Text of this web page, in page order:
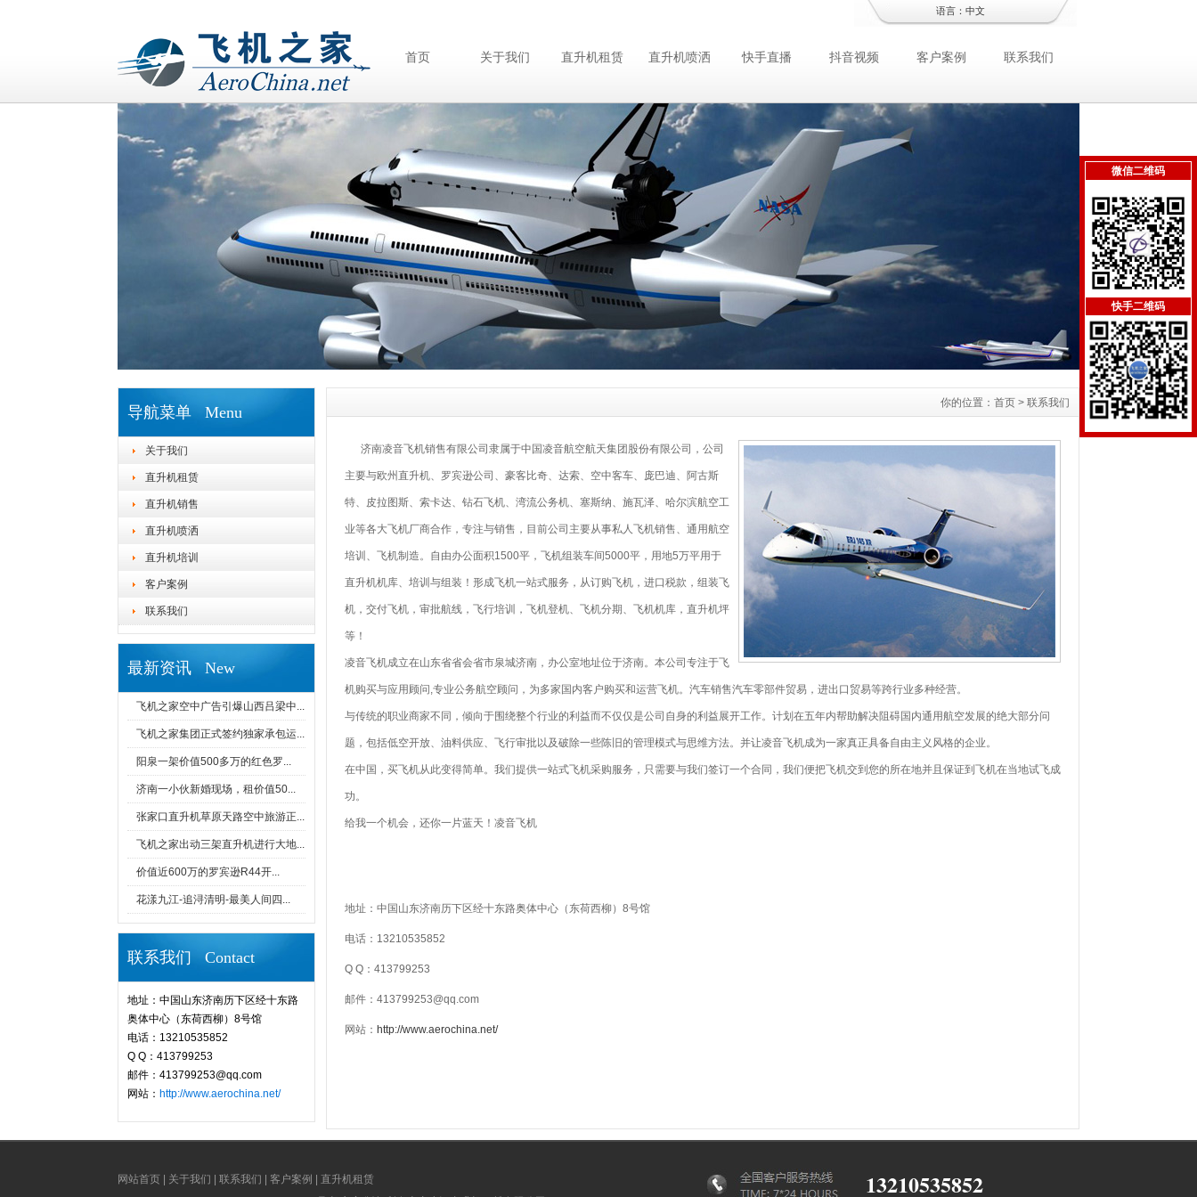
语言： 中文
首页 关于我们 直升机租赁 直升机喷洒 快手直播 抖音视频 客户案例 联系我们
导航菜单 Menu
关于我们
直升机租赁
直升机销售
直升机喷洒
直升机培训
客户案例
联系我们
最新资讯 New
飞机之家空中广告引爆山西吕梁中...
飞机之家集团正式签约独家承包运...
阳泉一架价值500多万的红色罗...
济南一小伙新婚现场，租价值50...
张家口直升机草原天路空中旅游正...
飞机之家出动三架直升机进行大地...
价值近600万的罗宾逊R44开...
花漾九江-追浔清明-最美人间四...
联系我们 Contact
地址：中国山东济南历下区经十东路
奥体中心（东荷西柳）8号馆
电话：13210535852
Q Q：413799253
邮件：413799253@qq.com
网站： http://www.aerochina.net/
你的位置： 首页 > 联系我们
济南凌音飞机销售有限公司隶属于中国凌音航空航天集团股份有限公司，公司
主要与欧州直升机、罗宾逊公司、豪客比奇、达索、空中客车、庞巴迪、阿古斯
特、皮拉图斯、索卡达、钻石飞机、湾流公务机、塞斯纳、施瓦泽、哈尔滨航空工
业等各大飞机厂商合作，专注与销售，目前公司主要从事私人飞机销售、通用航空
培训、飞机制造。自由办公面积1500平，飞机组装车间5000平，用地5万平用于
直升机机库、培训与组装！形成飞机一站式服务，从订购飞机，进口税款，组装飞
机，交付飞机，审批航线，飞行培训，飞机登机、飞机分期、飞机机库，直升机坪
等！
凌音飞机成立在山东省省会省市泉城济南，办公室地址位于济南。本公司专注于飞
机购买与应用顾问,专业公务航空顾问，为多家国内客户购买和运营飞机。汽车销售汽车零部件贸易，进出口贸易等跨行业多种经营。
与传统的职业商家不同，倾向于围绕整个行业的利益而不仅仅是公司自身的利益展开工作。计划在五年内帮助解决阻碍国内通用航空发展的绝大部分问
题，包括低空开放、油料供应、飞行审批以及破除一些陈旧的管理模式与思维方法。并让凌音飞机成为一家真正具备自由主义风格的企业。
在中国，买飞机从此变得简单。我们提供一站式飞机采购服务，只需要与我们签订一个合同，我们便把飞机交到您的所在地并且保证到飞机在当地试飞成
功。
给我一个机会，还你一片蓝天！凌音飞机
地址：中国山东济南历下区经十东路奥体中心（东荷西柳）8号馆
电话：13210535852
Q Q：413799253
邮件：413799253@qq.com
网站： http://www.aerochina.net/
网站首页 关于我们 联系我们 客户案例
直升机租赁
13210535852
微信二维码
快手二维码